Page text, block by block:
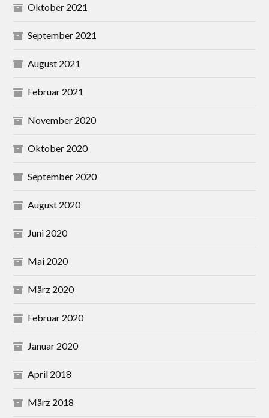
Oktober 2021
September 2021
August 2021
Februar 2021
November 2020
Oktober 2020
September 2020
August 2020
Juni 2020
Mai 2020
März 2020
Februar 2020
Januar 2020
April 2018
März 2018